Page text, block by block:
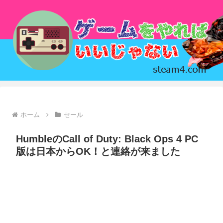
ホーム セール
HumbleのCall of Duty: Black Ops 4 PC
版は日本からOK！と連絡が来ました